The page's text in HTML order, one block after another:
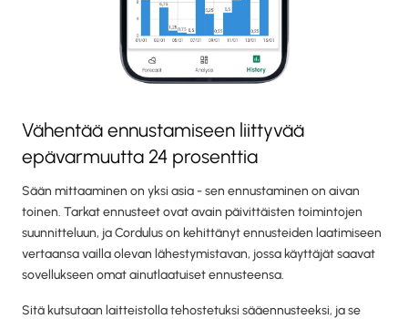
Vähentää ennustamiseen liittyvää
epävarmuutta 24 prosenttia
Sään mittaaminen on yksi asia - sen ennustaminen on aivan
toinen. Tarkat ennusteet ovat avain päivittäisten toimintojen
suunnitteluun, ja Cordulus on kehittänyt ennusteiden laatimiseen
vertaansa vailla olevan lähestymistavan, jossa käyttäjät saavat
sovellukseen omat ainutlaatuiset ennusteensa.
Sitä kutsutaan laitteistolla tehostetuksi sääennusteeksi, ja se